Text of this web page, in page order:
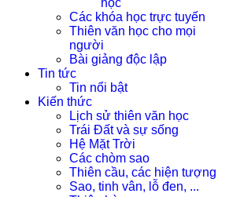
học
Các khóa học trực tuyến
Thiên văn học cho mọi
người
Bài giảng độc lập
Tin tức
Tin nổi bật
Kiến thức
Lịch sử thiên văn học
Trái Đất và sự sống
Hệ Mặt Trời
Các chòm sao
Thiên cầu, các hiện tượng
Sao, tinh vân, lỗ đen, ...